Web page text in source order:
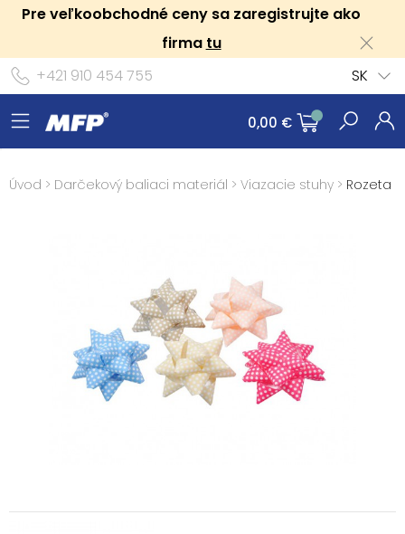
Pre veľkoobchodné ceny sa zaregistrujte ako
firma tu
+421 910 454 755
SK
0,00 €
Úvod > Darčekový baliaci materiál > Viazacie stuhy > Rozeta